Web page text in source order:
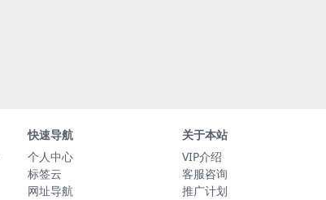
快速导航
个人中心
标签云
网址导航
关于本站
VIP介绍
客服咨询
推广计划